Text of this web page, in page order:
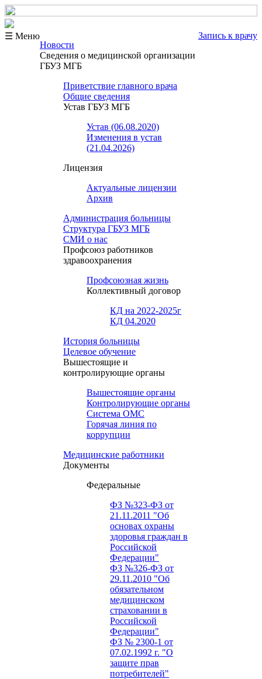
☰ Меню
Запись к врачу
Новости
Сведения о медицинской организации
ГБУЗ МГБ
Приветствие главного врача
Общие сведения
Устав ГБУЗ МГБ
Устав (06.08.2020)
Изменения в устав
(21.04.2026)
Лицензия
Актуальные лицензии
Архив
Администрация больницы
Структура ГБУЗ МГБ
СМИ о нас
Профсоюз работников
здравоохранения
Профсоюзная жизнь
Коллективный договор
КД на 2022-2025г
КД 04.2020
История больницы
Целевое обучение
Вышестоящие и
контролирующие органы
Вышестоящие органы
Контролирующие органы
Система ОМС
Горячая линия по
коррупции
Медицинские работники
Документы
Федеральные
ФЗ №323-ФЗ от
21.11.2011 "Об
основах охраны
здоровья граждан в
Российской
Федерации"
ФЗ №326-ФЗ от
29.11.2010 "Об
обязательном
медицинском
страховании в
Российской
Федерации"
ФЗ № 2300-1 от
07.02.1992 г. "О
защите прав
потребителей"